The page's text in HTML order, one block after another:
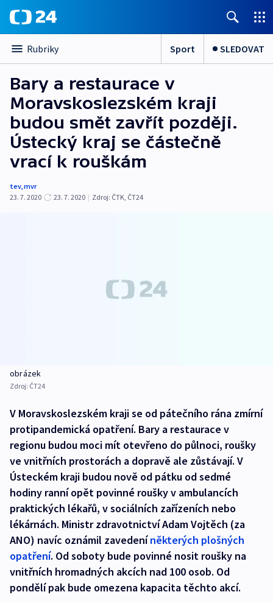
Rubriky Sport SLEDOVAT
Bary a restaurace v
Moravskoslezském kraji
budou smět zavřít později.
Ústecký kraj se částečně
vrací k rouškám
tev,mvr
23. 7. 2020
23. 7. 2020 | Zdroj: ČTK, ČT24
obrázek
Zdroj: ČT24
V Moravskoslezském kraji se od pátečního rána zmírní
protipandemická opatření. Bary a restaurace v
regionu budou moci mít otevřeno do půlnoci, roušky
ve vnitřních prostorách a dopravě ale zůstávají. V
Ústeckém kraji budou nově od pátku od sedmé
hodiny ranní opět povinné roušky v ambulancích
praktických lékařů, v sociálních zařízeních nebo
lékárnách. Ministr zdravotnictví Adam Vojtěch (za
ANO) navíc oznámil zavedeníněkterých plošných
opatření. Od soboty bude povinné nosit roušky na
vnitřních hromadných akcích nad 100 osob. Od
pondělí pak bude omezena kapacita těchto akcí.